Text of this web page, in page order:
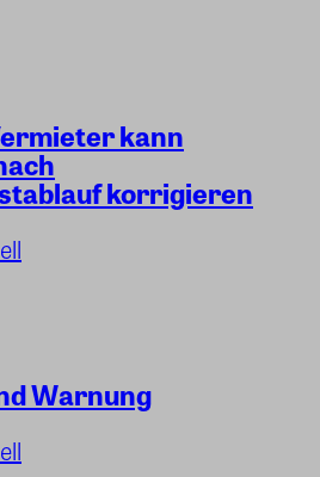
kann
korrigieren
Warnung